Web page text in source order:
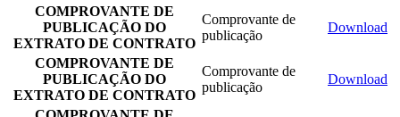
COMPROVANTE DE
PUBLICAÇÃO DO
EXTRATO DE CONTRATO
Comprovante de
publicação
Download
COMPROVANTE DE
PUBLICAÇÃO DO
EXTRATO DE CONTRATO
Comprovante de
publicação
Download